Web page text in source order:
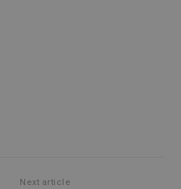
Next article